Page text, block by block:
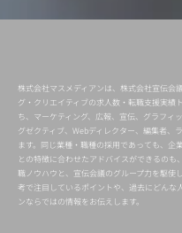
株式会社マスメディアンは、株式会社宣伝会
グ・クリエイティブの求人数・転職支援実績
ち、マーケティング、広報、宣伝、グラフィ
グゼクティブ、Webディレクター、編集者、
ます。同じ業種・職種の採用であっても、
との特徴に合わせたアドバイスができるの
職ノウハウと、宣伝会議のグループ力を駆使
考で注目しているポイントや、過去にどんな
ンならではの情報をお伝えします。